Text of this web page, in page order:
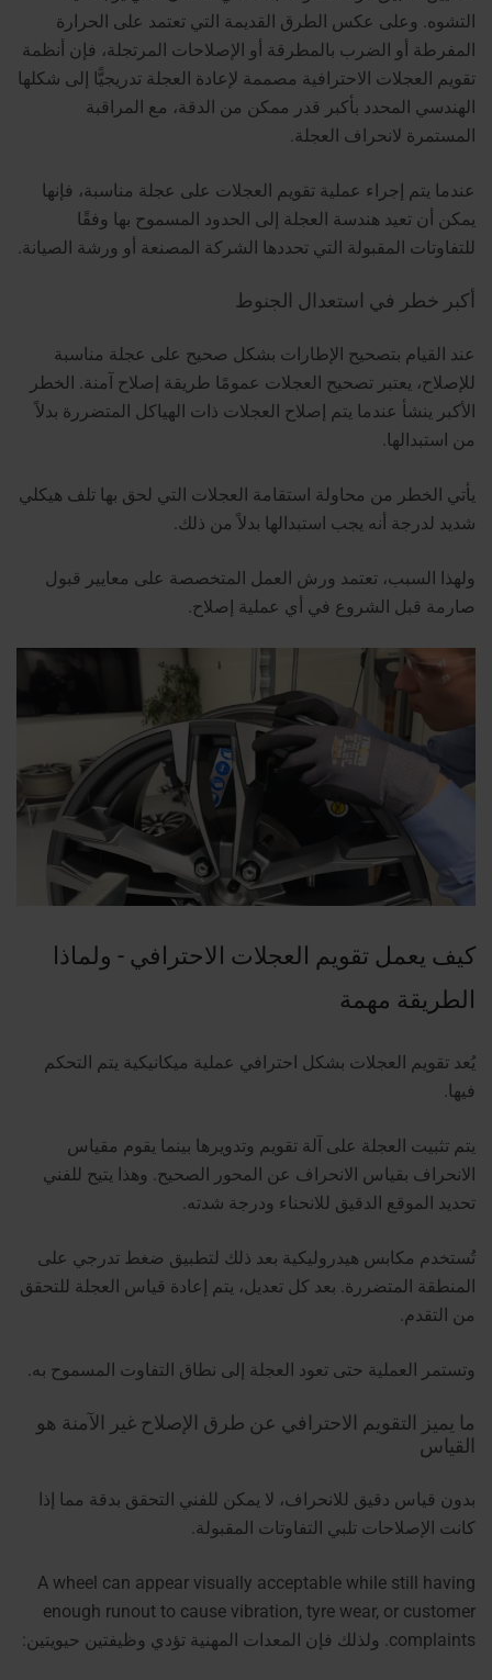
التشوه. وعلى عكس الطرق القديمة التي تعتمد على الحرارة
المفرطة أو الضرب بالمطرقة أو الإصلاحات المرتجلة، فإن أنظمة
تقويم العجلات الاحترافية مصممة لإعادة العجلة تدريجيًّا إلى شكلها
الهندسي المحدد بأكبر قدر ممكن من الدقة، مع المراقبة
المستمرة لانحراف العجلة.
عندما يتم إجراء عملية تقويم العجلات على عجلة مناسبة، فإنها
يمكن أن تعيد هندسة العجلة إلى الحدود المسموح بها وفقًا
للتفاوتات المقبولة التي تحددها الشركة المصنعة أو ورشة الصيانة.
أكبر خطر في استعدال الجنوط
عند القيام بتصحيح الإطارات بشكل صحيح على عجلة مناسبة
للإصلاح، يعتبر تصحيح العجلات عمومًا طريقة إصلاح آمنة. الخطر
الأكبر ينشأ عندما يتم إصلاح العجلات ذات الهياكل المتضررة بدلاً
من استبدالها.
يأتي الخطر من محاولة استقامة العجلات التي لحق بها تلف هيكلي
شديد لدرجة أنه يجب استبدالها بدلاً من ذلك.
ولهذا السبب، تعتمد ورش العمل المتخصصة على معايير قبول
صارمة قبل الشروع في أي عملية إصلاح.
كيف يعمل تقويم العجلات الاحترافي - ولماذا
الطريقة مهمة
يُعد تقويم العجلات بشكل احترافي عملية ميكانيكية يتم التحكم
فيها.
يتم تثبيت العجلة على آلة تقويم وتدويرها بينما يقوم مقياس
الانحراف بقياس الانحراف عن المحور الصحيح. وهذا يتيح للفني
تحديد الموقع الدقيق للانحناء ودرجة شدته.
تُستخدم مكابس هيدروليكية بعد ذلك لتطبيق ضغط تدرجي على
المنطقة المتضررة. بعد كل تعديل، يتم إعادة قياس العجلة للتحقق
من التقدم.
وتستمر العملية حتى تعود العجلة إلى نطاق التفاوت المسموح به.
ما يميز التقويم الاحترافي عن طرق الإصلاح غير الآمنة هو
القياس
بدون قياس دقيق للانحراف، لا يمكن للفني التحقق بدقة مما إذا
كانت الإصلاحات تلبي التفاوتات المقبولة.
A wheel can appear visually acceptable while still having
enough runout to cause vibration, tyre wear, or customer
complaints. ولذلك فإن المعدات المهنية تؤدي وظيفتين حيويتين: